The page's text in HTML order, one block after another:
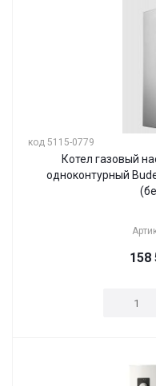
код 5115-0779
Котел газовый
одноконтурный
158